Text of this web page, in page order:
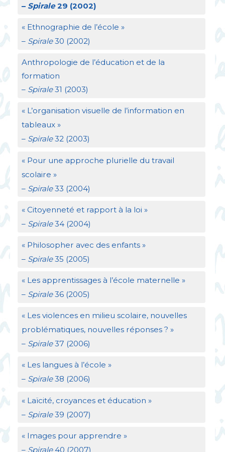
– Spirale29 (2002)
« Ethnographie de l’école »
– Spirale30 (2002)
Anthropologie de l’éducation et de la
formation
– Spirale31 (2003)
« L’organisation visuelle de l’information en
tableaux »
– Spirale32 (2003)
« Pour une approche plurielle du travail
scolaire »
– Spirale33 (2004)
« Citoyenneté et rapport à la loi »
– Spirale34 (2004)
« Philosopher avec des enfants »
– Spirale35 (2005)
« Les apprentissages à l’école maternelle »
– Spirale36 (2005)
« Les violences en milieu scolaire, nouvelles
problématiques, nouvelles réponses ? »
– Spirale37 (2006)
« Les langues à l’école »
– Spirale38 (2006)
« Laïcité, croyances et éducation »
– Spirale39 (2007)
« Images pour apprendre »
– Spirale40 (2007)